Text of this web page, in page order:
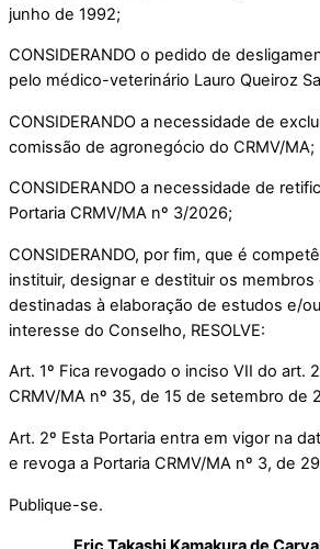
junho de 1992;
CONSIDERANDO o pedido de
pelo médico-veterinário Lauro Queiroz
CONSIDERANDO a necessidade de
comissão de agronegócio do CRMV/MA;
CONSIDERANDO a necessidade de
Portaria CRMV/MA nº 3/2026;
CONSIDERANDO, por fim, que é
instituir, designar e destituir os
destinadas à elaboração de estudos e/
interesse do Conselho, RESOLVE:
Art. 1º Fica revogado o inciso VII do art.
CRMV/MA nº 35, de 15 de setembro de
Art. 2º Esta Portaria entra em vigor na
e revoga a Portaria CRMV/MA nº 3, de
Publique-se.